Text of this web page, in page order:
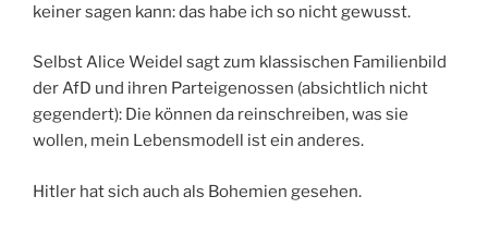
keiner sagen kann: das habe ich so nicht gewusst.
Selbst Alice Weidel sagt zum klassischen Familienbild
der AfD und ihren Parteigenossen (absichtlich nicht
gegendert): Die können da reinschreiben, was sie
wollen, mein Lebensmodell ist ein anderes.
Hitler hat sich auch als Bohemien gesehen.